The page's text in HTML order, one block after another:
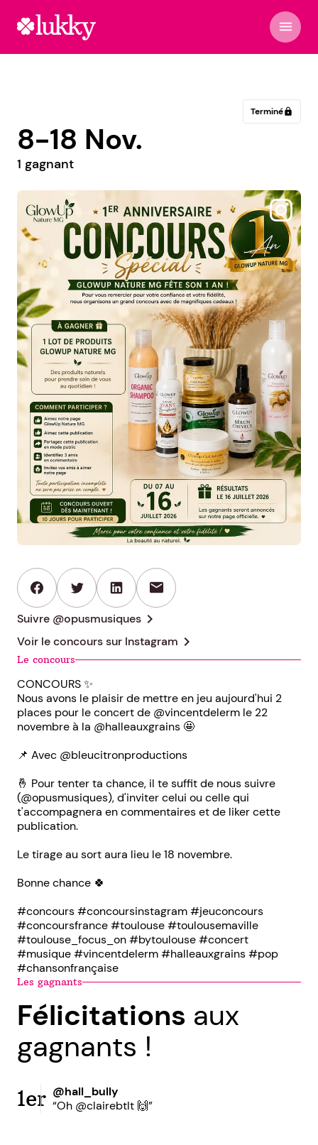
menu
Terminélock
8-18 Nov.
1 gagnant
@opusmusiques
mail
Suivre @opusmusiques chevron_right
Voir le concours sur Instagram chevron_right
Le concours
CONCOURS ✨
Nous avons le plaisir de mettre en jeu aujourd'hui 2
places pour le concert de @vincentdelerm le 22
novembre à la @halleauxgrains 🤩
📌 Avec @bleucitronproductions
🤞 Pour tenter ta chance, il te suffit de nous suivre
(@opusmusiques), d'inviter celui ou celle qui
t'accompagnera en commentaires et de liker cette
publication.
Le tirage au sort aura lieu le 18 novembre.
Bonne chance 🍀
#concours #concoursinstagram #jeuconcours
#concoursfrance #toulouse #toulousemaville
#toulouse_focus_on #bytoulouse #concert
#musique #vincentdelerm #halleauxgrains #pop
#chansonfrançaise
Les gagnants
Félicitations aux
gagnants !
1er @hall_bully
“Oh @clairebtlt 🙌”